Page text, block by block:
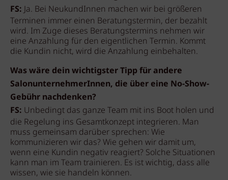
FS:Ja. Bei NeukundInnen machen wir bei größeren
Terminen immer einen Beratungstermin, der bezahlt
wird. Im Zuge dieses Beratungstermins nehmen wir
eine Anzahlung für den eigentlichen Termin. Kommt
die Kundin nicht, wird die Anzahlung einbehalten.
Was wäre dein wichtigster Tipp für andere
SalonunternehmerInnen, die über eine No-Show-
Gebühr nachdenken?
FS: Unbedingt das ganze Team mit ins Boot holen und
die Regelung ins Gesamtkonzept integrieren. Man
muss gemeinsam darüber sprechen: Wie
kommunizieren wir das? Wie gehen wir damit um,
wenn eine Kundin negativ reagiert? Solche Situationen
kann man im Team trainieren. Es ist wichtig, dass alle
wissen, wie sie handeln können.